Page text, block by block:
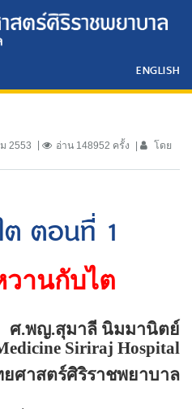
ENGLISH
2553 อ่าน 148952 ครั้ง โดย
ต ตอนที่ 1
วานกับไต
ศ.พญ.สุมาลี นิมมานิตย์
Siriraj Hospital
ศาสตร์ศิริราชพยาบาล